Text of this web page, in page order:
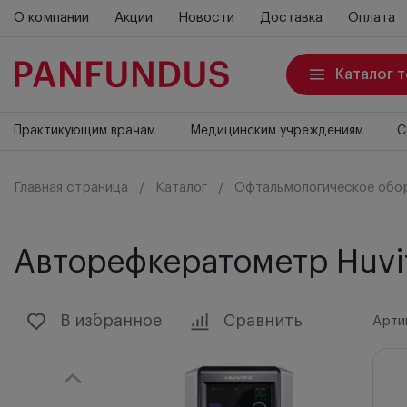
О компании Акции Новости Доставка Оплата
Каталог
Практикующим врачам Медицинским учреждениям
Главная страница Каталог Офтальмологическое
Авторефкератометр
В избранное Сравнить